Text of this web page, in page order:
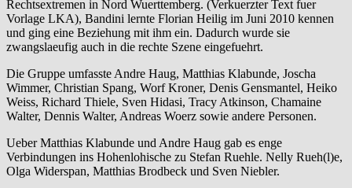
Rechtsextremen in Nord Wuerttemberg. (Verkuerzter Text fuer
Vorlage LKA), Bandini lernte Florian Heilig im Juni 2010 kennen
und ging eine Beziehung mit ihm ein. Dadurch wurde sie
zwangslaeufig auch in die rechte Szene eingefuehrt.
Die Gruppe umfasste Andre Haug, Matthias Klabunde, Joscha
Wimmer, Christian Spang, Worf Kroner, Denis Gensmantel, Heiko
Weiss, Richard Thiele, Sven Hidasi, Tracy Atkinson, Chamaine
Walter, Dennis Walter, Andreas Woerz sowie andere Personen.
Ueber Matthias Klabunde und Andre Haug gab es enge
Verbindungen ins Hohenlohische zu Stefan Ruehle. Nelly Rueh(l)e,
Olga Widerspan, Matthias Brodbeck und Sven Niebler.